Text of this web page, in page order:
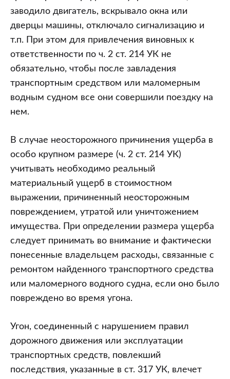
заводило двигатель, вскрывало окна или
дверцы машины, отключало сигнализацию и
т.п. При этом для привлечения виновных к
ответственности по ч. 2 ст. 214 УК не
обязательно, чтобы после завладения
транспортным средством или маломерным
водным судном все они совершили поездку на
нем.
В случае неосторожного причинения ущерба в
особо крупном размере (ч. 2 ст. 214 УК)
учитывать необходимо реальный
материальный ущерб в стоимостном
выражении, причиненный неосторожным
повреждением, утратой или уничтожением
имущества. При определении размера ущерба
следует принимать во внимание и фактически
понесенные владельцем расходы, связанные с
ремонтом найденного транспортного средства
или маломерного водного судна, если оно было
повреждено во время угона.
Угон, соединенный с нарушением правил
дорожного движения или эксплуатации
транспортных средств, повлекший
последствия, указанные в ст. 317 УК, влечет